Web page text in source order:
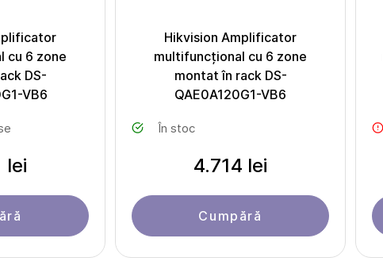
cu 6 zone
DS-
VB6
lei
Hikvision Amplificator
multifuncțional cu 6 zone
montat în rack DS-
QAE0A120G1-VB6
În stoc
4.714 lei
Cumpără